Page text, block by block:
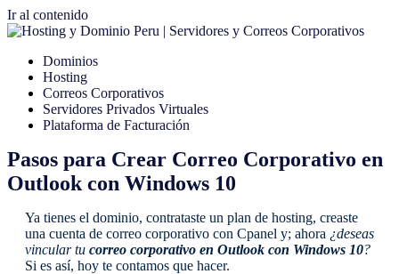
Ir al contenido
Dominios
Hosting
Correos Corporativos
Servidores Privados Virtuales
Plataforma de Facturación
Pasos para Crear Correo Corporativo en
Outlook con Windows 10
Ya tienes el dominio, contrataste un plan de hosting, creaste
una cuenta de correo corporativo con Cpanel y; ahora ¿deseas
vincular tu correo corporativo en Outlook con Windows 10?
Si es así, hoy te contamos que hacer.